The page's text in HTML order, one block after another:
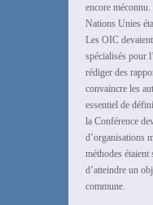
encore
Nations Unies
Les OIC
spécialisés pour
rédiger des
convaincre les
essentiel de
la Conférence
d’organisations
méthodes
d’atteindre un
commune.